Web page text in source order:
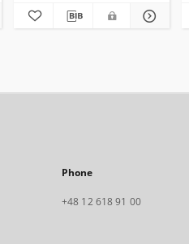
Phone
+48 12 618 91 00